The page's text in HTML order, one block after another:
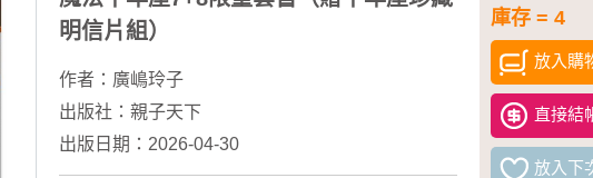
庫存 = 4
放入購
直接結
放入下
明信片組）
作者： 廣嶋玲子
出版社： 親子天下
出版日期：2026-04-30